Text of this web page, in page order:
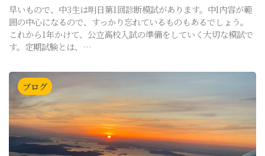
早いもので、中3生は明日第1回診断模試があります。中I内容が範
囲の中心になるので、すっかり忘れているものもあるでしょう。
これから1年かけて、公立高校入試の準備をしていく大切な模試で
す。定期試験とは、…
ブログ